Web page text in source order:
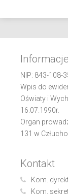
Informacje
NIP: 843-108-
Wpis do
Oświaty i
16.07.1990r.
Organ
131 w
Kontakt
Kom.
Kom.